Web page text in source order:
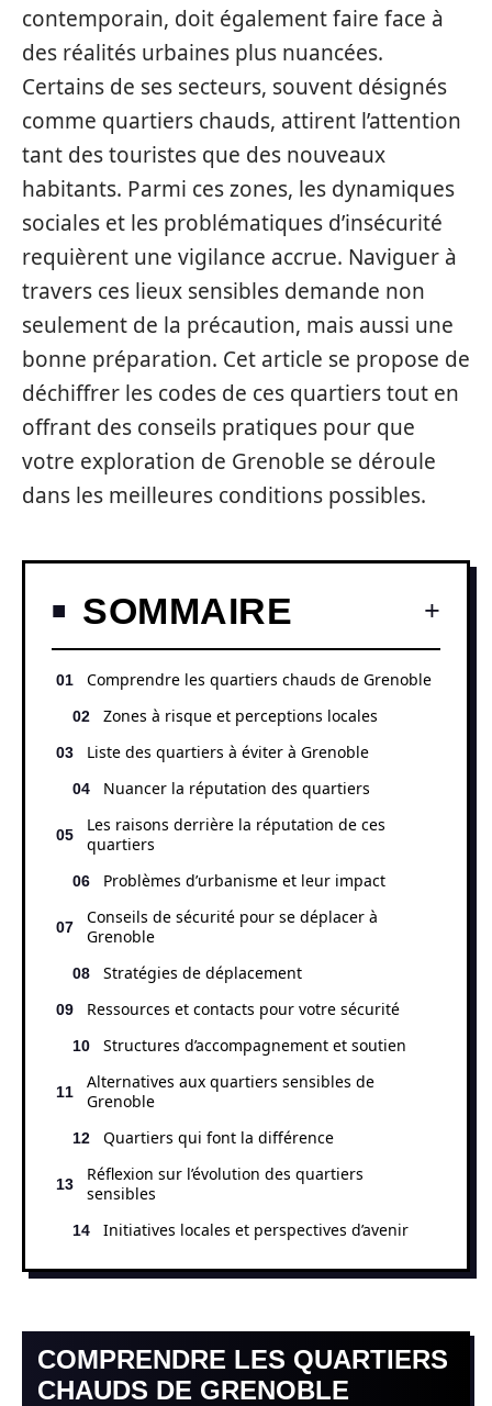
contemporain, doit également faire face à
des réalités urbaines plus nuancées.
Certains de ses secteurs, souvent désignés
comme quartiers chauds, attirent l’attention
tant des touristes que des nouveaux
habitants. Parmi ces zones, les dynamiques
sociales et les problématiques d’insécurité
requièrent une vigilance accrue. Naviguer à
travers ces lieux sensibles demande non
seulement de la précaution, mais aussi une
bonne préparation. Cet article se propose de
déchiffrer les codes de ces quartiers tout en
offrant des conseils pratiques pour que
votre exploration de Grenoble se déroule
dans les meilleures conditions possibles.
SOMMAIRE
Comprendre les quartiers chauds de Grenoble
Zones à risque et perceptions locales
Liste des quartiers à éviter à Grenoble
Nuancer la réputation des quartiers
Les raisons derrière la réputation de ces
quartiers
Problèmes d’urbanisme et leur impact
Conseils de sécurité pour se déplacer à
Grenoble
Stratégies de déplacement
Ressources et contacts pour votre sécurité
Structures d’accompagnement et soutien
Alternatives aux quartiers sensibles de
Grenoble
Quartiers qui font la différence
Réflexion sur l’évolution des quartiers
sensibles
Initiatives locales et perspectives d’avenir
COMPRENDRE LES QUARTIERS
CHAUDS DE GRENOBLE